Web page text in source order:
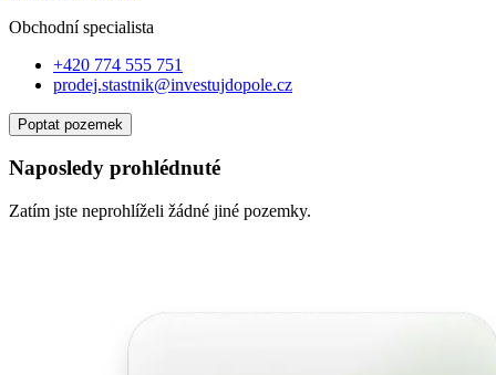
Obchodní specialista
+420 774 555 751
prodej.stastnik@investujdopole.cz
Poptat pozemek
Naposledy prohlédnuté
Zatím jste neprohlíželi žádné jiné pozemky.